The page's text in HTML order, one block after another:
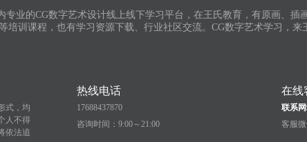
专业的CG数字艺术设计线上线下学习平台，在王氏教育，有原画、插
培训课程，也有学习资源下载、行业社区交流。CG数字艺术学习，来
式，均
人不得
依法追
热线电话
17688437870
咨询时间：9:00～21:00
在线
联系
客服微